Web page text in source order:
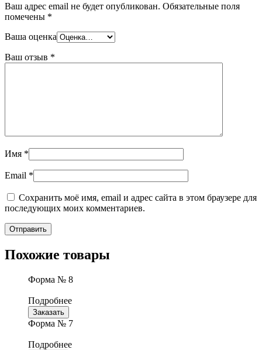
Ваш адрес email не будет опубликован. Обязательные поля
помечены *
Ваша оценка
Ваш отзыв *
Имя *
Email *
Сохранить моё имя, email и адрес сайта в этом браузере для
последующих моих комментариев.
Похожие товары
Форма № 8
Подробнее
Заказать
Форма № 7
Подробнее